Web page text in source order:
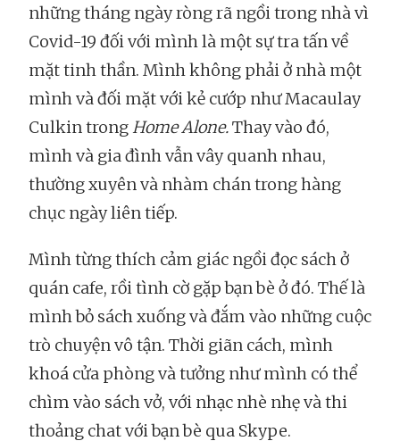
những tháng ngày ròng rã ngồi trong nhà vì
Covid-19 đối với mình là một sự tra tấn về
mặt tinh thần. Mình không phải ở nhà một
mình và đối mặt với kẻ cướp như Macaulay
Culkin trongHome Alone.Thay vào đó,
mình và gia đình vẫn vây quanh nhau,
thường xuyên và nhàm chán trong hàng
chục ngày liên tiếp.
Mình từng thích cảm giác ngồi đọc sách ở
quán cafe, rồi tình cờ gặp bạn bè ở đó. Thế là
mình bỏ sách xuống và đắm vào những cuộc
trò chuyện vô tận. Thời giãn cách, mình
khoá cửa phòng và tưởng như mình có thể
chìm vào sách vở, với nhạc nhè nhẹ và thi
thoảng chat với bạn bè qua Skype.